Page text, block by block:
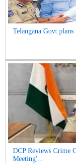
Telangana Govt
DCP Reviews Crime
Meeting'...